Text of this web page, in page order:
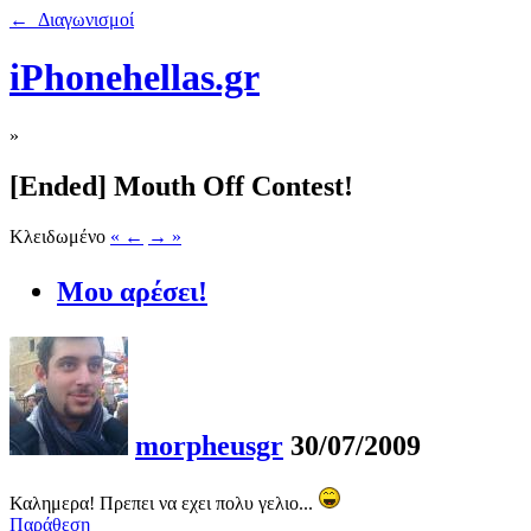
← Διαγωνισμοί
iPhonehellas.gr
»
[Ended] Mouth Off Contest!
Κλειδωμένο « ← → »
Μου αρέσει!
morpheusgr 30/07/2009
Καλημερα! Πρεπει να εχει πολυ γελιο...
Παράθεση